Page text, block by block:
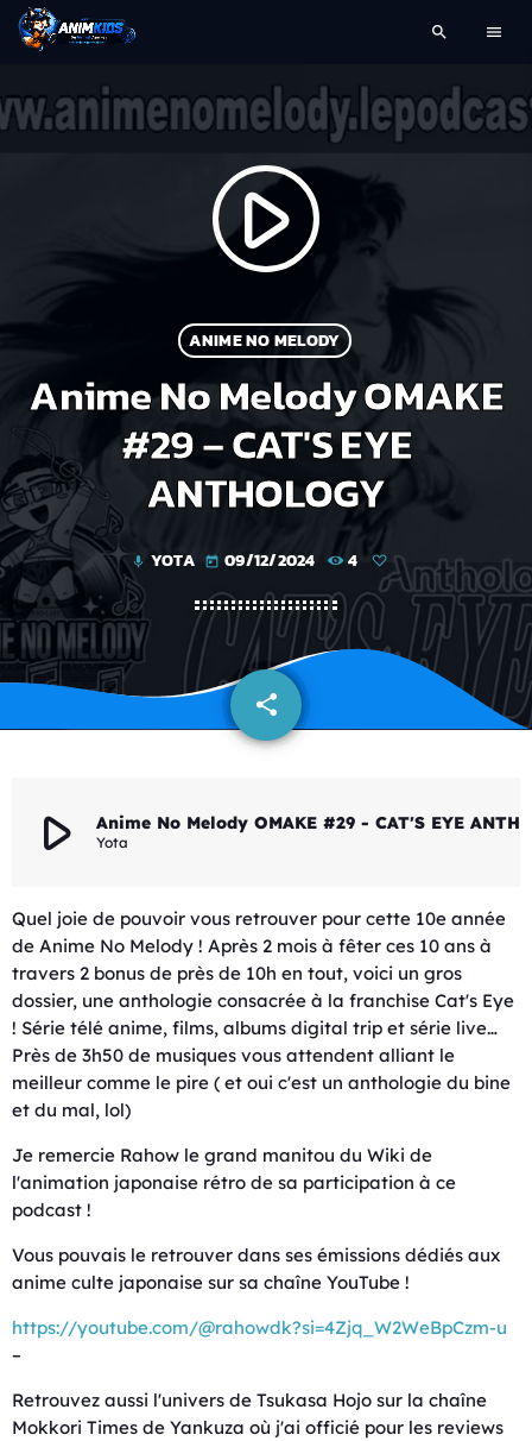
search menu
play_arrow
ANIME NO MELODY
Anime No Melody OMAKE
#29 – CAT'S EYE
ANTHOLOGY
mic YOTA today 09/12/2024 4
share
email
play_arrow Yota
Quel joie de pouvoir vous retrouver pour cette 10e année
de Anime No Melody ! Après 2 mois à fêter ces 10 ans à
travers 2 bonus de près de 10h en tout, voici un gros
dossier, une anthologie consacrée à la franchise Cat's Eye
! Série télé anime, films, albums digital trip et série live…
Près de 3h50 de musiques vous attendent alliant le
meilleur comme le pire ( et oui c'est un anthologie du bine
et du mal, lol)
Je remercie Rahow le grand manitou du Wiki de
l'animation japonaise rétro de sa participation à ce
podcast !
Vous pouvais le retrouver dans ses émissions dédiés aux
anime culte japonaise sur sa chaîne YouTube !
https://youtube.com/@rahowdk?si=4Zjq_W2WeBpCzm-u
–
Retrouvez aussi l'univers de Tsukasa Hojo sur la chaîne
Mokkori Times de Yankuza où j'ai officié pour les reviews